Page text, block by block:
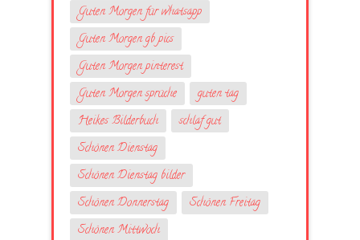
Guten Morgen für whatsapp
Guten Morgen gb pics
Guten Morgen pinterest
Guten Morgen sprüche
guten tag
Heikes Bilderbuch
schlaf gut
Schönen Dienstag
Schönen Dienstag bilder
Schönen Donnerstag
Schönen Freitag
Schönen Mittwoch